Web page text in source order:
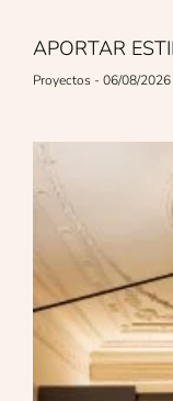
APORTAR
Proyectos 06/08/2026